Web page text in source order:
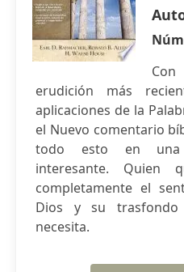
erudición más
aplicaciones de la
el Nuevo comentario
todo esto en una
interesante. Quien
completamente el
Dios y su
necesita.